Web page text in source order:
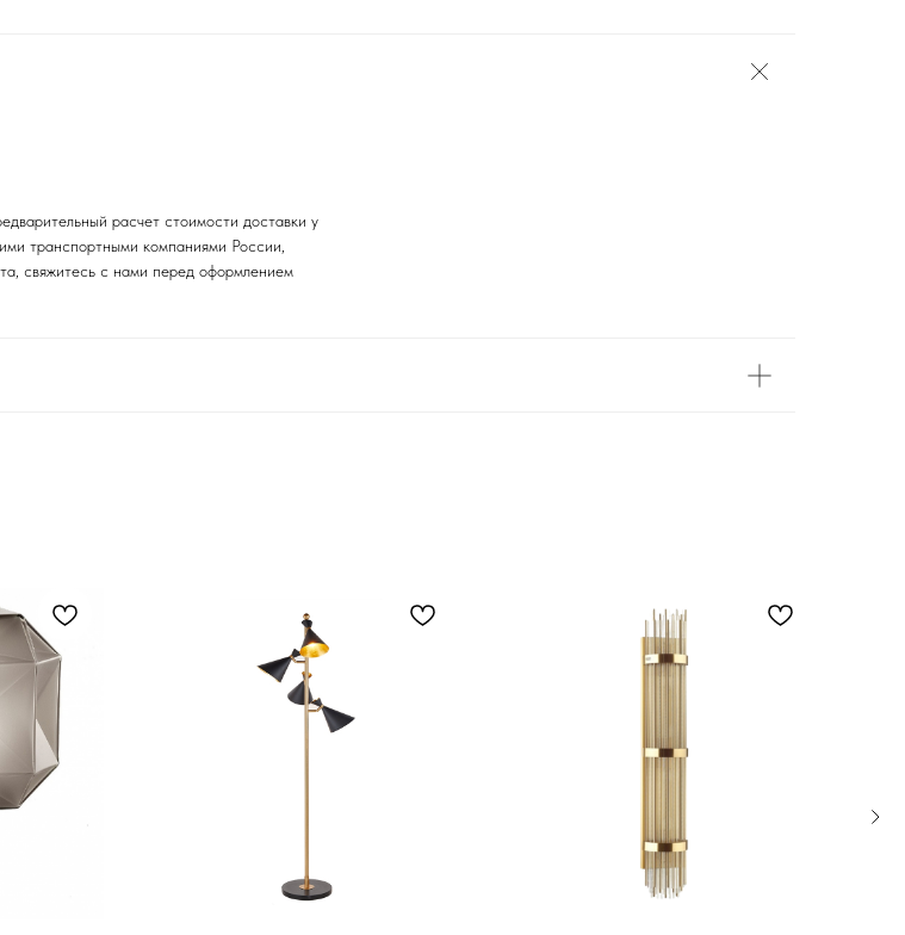
расчет стоимости доставки у
транспортными компаниями России,
свяжитесь с нами перед оформлением